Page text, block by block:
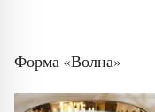
Форма «Волна»